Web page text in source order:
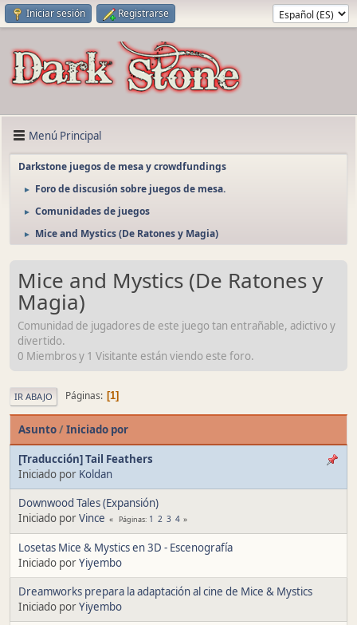
Iniciar sesión Registrarse
Menú Principal
Darkstone juegos de mesa y crowdfundings
► Foro de discusión sobre juegos de mesa.
► Comunidades de juegos
► Mice and Mystics (De Ratones y Magia)
Mice and Mystics (De Ratones y
Magia)
Comunidad de jugadores de este juego tan entrañable, adictivo y
divertido.
0 Miembros y 1 Visitante están viendo este foro.
IR ABAJO Páginas 1
Asunto/Iniciado por
[Traducción] Tail Feathers
Iniciado por Koldan
Downwood Tales (Expansión)
Iniciado porVince Páginas 1 2 3 4
Losetas Mice & Mystics en 3D - Escenografía
Iniciado porYiyembo
Dreamworks prepara la adaptación al cine de Mice & Mystics
Iniciado porYiyembo